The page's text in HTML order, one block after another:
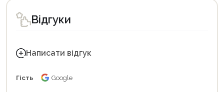
Відгуки
Написати відгук
Гість Google